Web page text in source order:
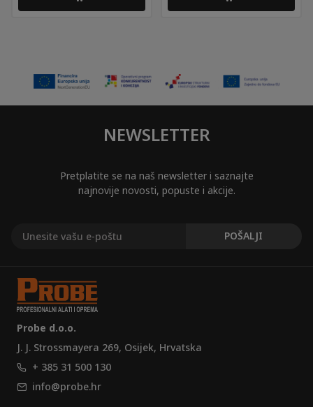
NEWSLETTER
Pretplatite se na naš newsletter i saznajte
najnovije novosti, popuste i akcije.
Probe d.o.o.
J. J. Strossmayera 269, Osijek, Hrvatska
+ 385 31 500 130
info@probe.hr